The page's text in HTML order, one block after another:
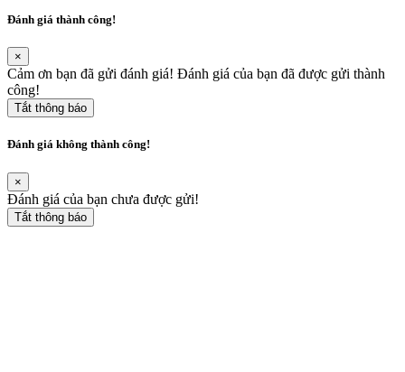
Đánh giá thành công!
×
Cảm ơn bạn đã gửi đánh giá! Đánh giá của bạn đã được gửi thành
công!
Tắt thông báo
Đánh giá không thành công!
×
Đánh giá của bạn chưa được gửi!
Tắt thông báo